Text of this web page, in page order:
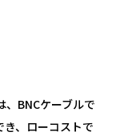
、BNCケーブルで
、ローコストで